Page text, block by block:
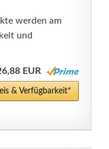
werden am
und
EUR
& Verfügbarkeit*